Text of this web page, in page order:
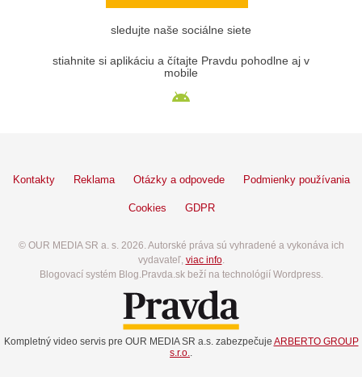
sledujte naše sociálne siete
stiahnite si aplikáciu a čítajte Pravdu pohodlne aj v
mobile
Kontakty Reklama Otázky a odpovede Podmienky používania
Cookies GDPR
© OUR MEDIA SR a. s. 2026. Autorské práva sú vyhradené a vykonáva ich
vydavateľ, viac info.
Blogovací systém Blog.Pravda.sk beží na technológií Wordpress.
Kompletný video servis pre OUR MEDIA SR a.s. zabezpečuje ARBERTO GROUP
s.r.o..